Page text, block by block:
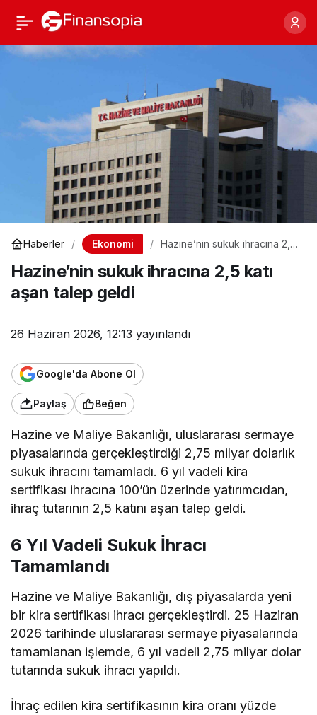
Haberler Ekonomi
Hazine’nin sukuk ihracına 2,5
Hazine’nin sukuk ihracına 2,5 katı
aşan talep geldi
26 Haziran 2026, 12:13 yayınlandı
Google'da Abone Ol
Paylaş Beğen
Hazine ve Maliye Bakanlığı, uluslararası sermaye
piyasalarında gerçekleştirdiği 2,75 milyar dolarlık
sukuk ihracını tamamladı. 6 yıl vadeli kira
sertifikası ihracına 100’ün üzerinde yatırımcıdan,
ihraç tutarının 2,5 katını aşan talep geldi.
6 Yıl Vadeli Sukuk İhracı
Tamamlandı
Hazine ve Maliye Bakanlığı, dış piyasalarda yeni
bir kira sertifikası ihracı gerçekleştirdi. 25 Haziran
2026 tarihinde uluslararası sermaye piyasalarında
tamamlanan işlemde, 6 yıl vadeli 2,75 milyar dolar
tutarında sukuk ihracı yapıldı.
İhraç edilen kira sertifikasının kira oranı yüzde
Hazine’nin sukuk
ihracına 2,5 katı aşan
Paylaş